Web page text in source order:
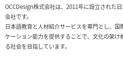
OCCDesign株式会社は、2011年に設立された
会社です。
日本語教育と人材紹介サービスを専門とし、
ケーション能力を提供することで、文化の架
る社会を目指しています。